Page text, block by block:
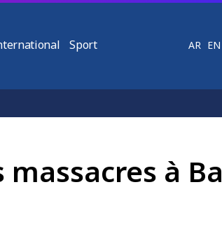
Sport AR EN
à